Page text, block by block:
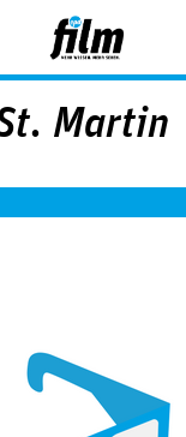
Jump to Navigation
Martin